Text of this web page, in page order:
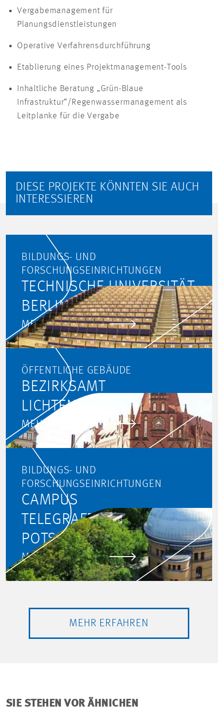
Vergabemanagement für
Planungsdienstleistungen
Operative Verfahrensdurchführung
Etablierung eines Projektmanagement-Tools
Inhaltliche Beratung „Grün-Blaue
Infrastruktur“/Regenwassermanagement als
Leitplanke für die Vergabe
DIESE PROJEKTE KÖNNTEN SIE AUCH
INTERESSIEREN
BILDUNGS- UND
FORSCHUNGSEINRICHTUNGEN
TECHNISCHE UNIVERSITÄT
BERLIN
MEHR ERFAHREN
ÖFFENTLICHE GEBÄUDE
BEZIRKSAMT
LICHTENBERG, BERLIN
MEHR ERFAHREN
BILDUNGS- UND
FORSCHUNGSEINRICHTUNGEN
CAMPUS
TELEGRAFENBERG,
POTSDAM
MEHR ERFAHREN
MEHR ERFAHREN
SIE STEHEN VOR ÄHNICHEN